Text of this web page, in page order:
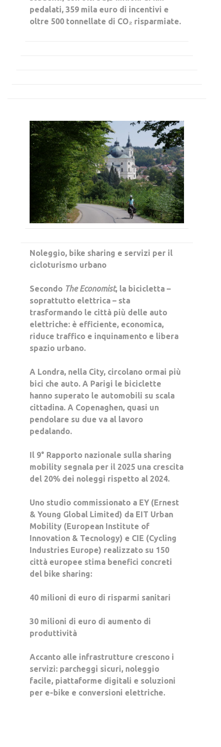
pedalati, 359 mila euro di incentivi e
oltre 500 tonnellate di CO₂ risparmiate.
Noleggio, bike sharing e servizi per il
cicloturismo urbano
Secondo The Economist, la bicicletta –
soprattutto elettrica – sta
trasformando le città più delle auto
elettriche: è efficiente, economica,
riduce traffico e inquinamento e libera
spazio urbano.
A Londra, nella City, circolano ormai più
bici che auto. A Parigi le biciclette
hanno superato le automobili su scala
cittadina. A Copenaghen, quasi un
pendolare su due va al lavoro
pedalando.
Il 9° Rapporto nazionale sulla sharing
mobilitysegnala per il 2025una crescita
del 20% dei noleggi rispetto al 2024.
Uno studio commissionato a EY (Ernest
& Young Global Limited) da EIT Urban
Mobility (European Institute of
Innovation & Tecnology) e CIE (Cycling
Industries Europe) realizzato su 150
città europee stima benefici concreti
del bike sharing:
40 milioni di eurodi risparmi sanitari
30 milioni di eurodi aumento di
produttività
Accanto alle infrastrutture crescono i
servizi: parcheggi sicuri, noleggio
facile, piattaforme digitali e soluzioni
per e-bike e conversioni elettriche.